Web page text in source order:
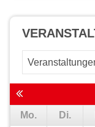
Mo. Di.